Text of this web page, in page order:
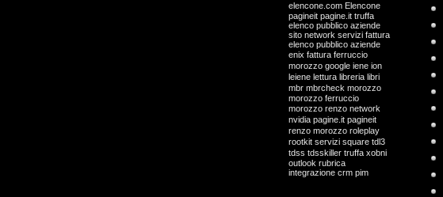
elencone.com Elencone
pagineit pagine.it truffa
elenco pubblico aziende
sito network servizi fattura
elenco pubblico aziende
enix fattura ferruccio
morozzo google iene ion
leiene lettura libreria libri
mbr mbrcheck morozzo
morozzo ferruccio
morozzo renzo network
nvidia pagine.it pagineit
renzo morozzo roleplay
rootkit servizi square tdl3
tdss tdsskiller truffa xobni
outlook rubrica
integrazione crm pim